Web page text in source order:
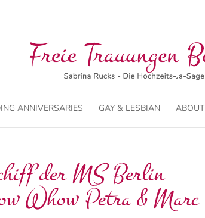
ANNIVERSARIES GAY & LESBIAN ABOUT
der MS Berlin
Whow Petra & Marc